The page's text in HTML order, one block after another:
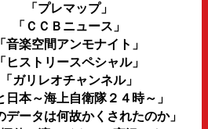
プレマップ」
ＣＢニュース」
間アンモナイト」
ストリースペシャル」
レオチャンネル」
～海上自衛隊２４時～」
タは何故かくされたのか」